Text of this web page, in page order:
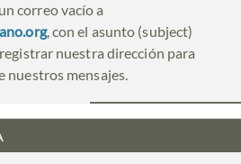
correo vacío a
, con el asunto (subject)
nuestra dirección para
nuestros mensajes.